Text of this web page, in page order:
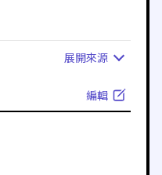
展開來源
編輯